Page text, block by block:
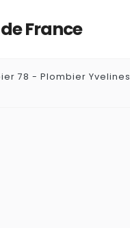
France
78 - Plombier Yvelines